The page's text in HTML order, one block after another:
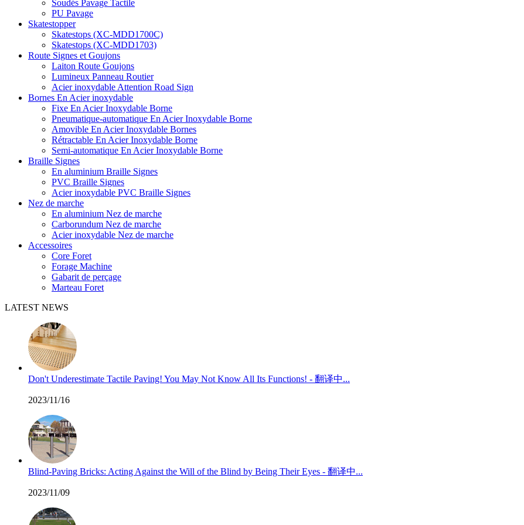
Soudés Pavage Tactile
PU Pavage
Skatestopper
Skatestops (XC-MDD1700C)
Skatestops (XC-MDD1703)
Route Signes et Goujons
Laiton Route Goujons
Lumineux Panneau Routier
Acier inoxydable Attention Road Sign
Bornes En Acier inoxydable
Fixe En Acier Inoxydable Borne
Pneumatique-automatique En Acier Inoxydable Borne
Amovible En Acier Inoxydable Bornes
Rétractable En Acier Inoxydable Borne
Semi-automatique En Acier Inoxydable Borne
Braille Signes
En aluminium Braille Signes
PVC Braille Signes
Acier inoxydable PVC Braille Signes
Nez de marche
En aluminium Nez de marche
Carborundum Nez de marche
Acier inoxydable Nez de marche
Accessoires
Core Foret
Forage Machine
Gabarit de perçage
Marteau Foret
LATEST NEWS
Don't Underestimate Tactile Paving! You May Not Know All Its Functions! - 翻译中...
2023/11/16
Blind-Paving Bricks: Acting Against the Will of the Blind by Being Their Eyes - 翻译中...
2023/11/09